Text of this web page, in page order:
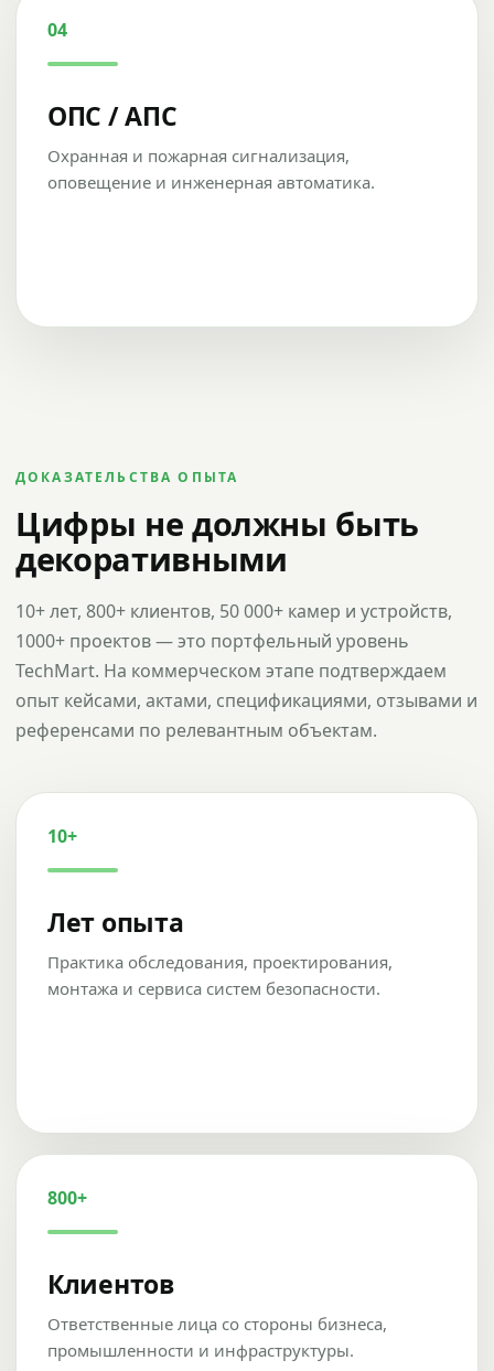
04
ОПС / АПС
Охранная и пожарная сигнализация,
оповещение и инженерная автоматика.
ДОКАЗАТЕЛЬСТВА ОПЫТА
Цифры не должны быть
декоративными
10+ лет, 800+ клиентов, 50 000+ камер и устройств,
1000+ проектов — это портфельный уровень
TechMart. На коммерческом этапе подтверждаем
опыт кейсами, актами, спецификациями, отзывами и
референсами по релевантным объектам.
10+
Лет опыта
Практика обследования, проектирования,
монтажа и сервиса систем безопасности.
800+
Клиентов
Ответственные лица со стороны бизнеса,
промышленности и инфраструктуры.